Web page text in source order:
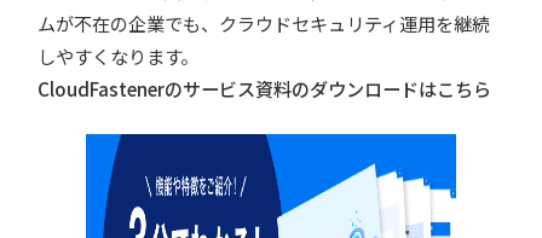
ムが不在の企業でも、クラウドセキュリティ運用を継続
しやすくなります。
CloudFastenerのサービス資料のダウンロードはこちら